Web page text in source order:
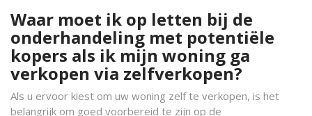
Waar moet ik op letten bij de
onderhandeling met potentiële
kopers als ik mijn woning ga
verkopen via zelfverkopen?
Als u ervoor kiest om uw woning zelf te verkopen, is het
belangrijk om goed voorbereid te zijn op de